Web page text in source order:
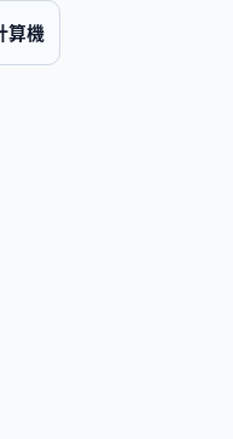
算機